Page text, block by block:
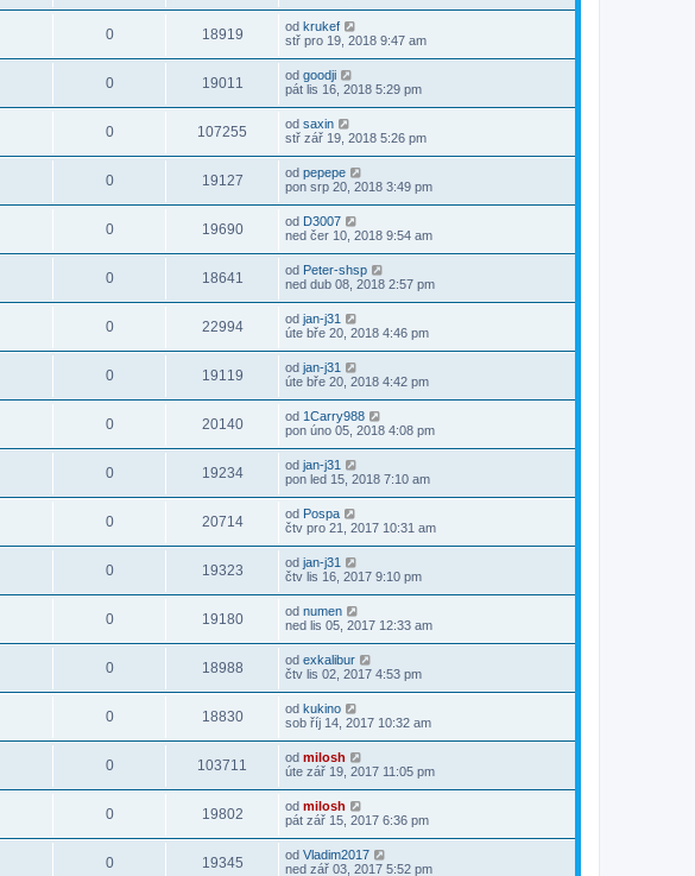
0 18919 od krukef
stř pro 19, 2018 9:47 am
0 19011 od goodji
pát lis 16, 2018 5:29 pm
0 107255 od saxin
stř zář 19, 2018 5:26 pm
0 19127 od pepepe
pon srp 20, 2018 3:49 pm
0 19690 od D3007
ned čer 10, 2018 9:54 am
0 18641 od Peter-shsp
ned dub 08, 2018 2:57 pm
0 22994 od jan-j31
úte bře 20, 2018 4:46 pm
0 19119 od jan-j31
úte bře 20, 2018 4:42 pm
0 20140 od 1Carry988
pon úno 05, 2018 4:08 pm
0 19234 od jan-j31
pon led 15, 2018 7:10 am
0 20714 od Pospa
čtv pro 21, 2017 10:31 am
0 19323 od jan-j31
čtv lis 16, 2017 9:10 pm
0 19180 od numen
ned lis 05, 2017 12:33 am
0 18988 od exkalibur
čtv lis 02, 2017 4:53 pm
0 18830 od kukino
sob říj 14, 2017 10:32 am
0 103711 od milosh
úte zář 19, 2017 11:05 pm
0 19802 od milosh
pát zář 15, 2017 6:36 pm
0 19345 od Vladim2017
ned zář 03, 2017 5:52 pm